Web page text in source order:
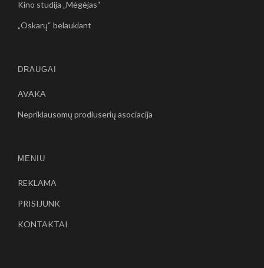
Kino studija „Mėgėjas“
„Oskarų“ belaukiant
DRAUGAI
AVAKA
Nepriklausomų prodiuserių asociacija
MENIU
REKLAMA
PRISIJUNK
KONTAKTAI